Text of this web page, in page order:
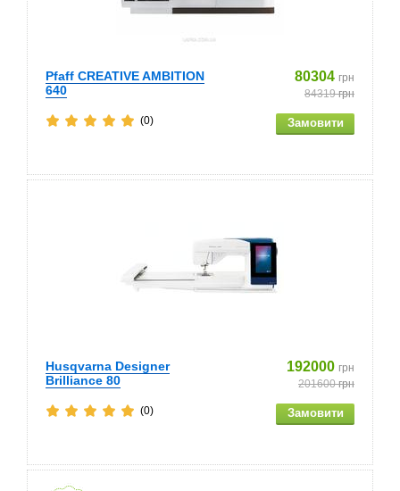
Pfaff CREATIVE AMBITION
640
80304 грн
84319грн
(0)
Husqvarna Designer
Brilliance 80
192000 грн
201600грн
(0)